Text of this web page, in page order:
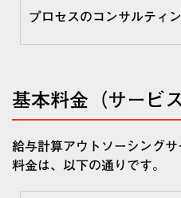
プロセスのコンサルティ
基本料金（サービ
給与計算アウトソーシング
料金は、以下の通りです。